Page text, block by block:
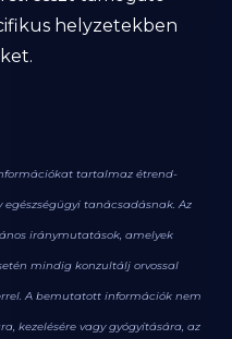
helyzetekben
tartalmaz étrend-
tanácsadásnak. Az
iránymutatások, amelyek
mindig konzultálj orvossal
A bemutatott információk nem
kezelésére vagy gyógyítására, az